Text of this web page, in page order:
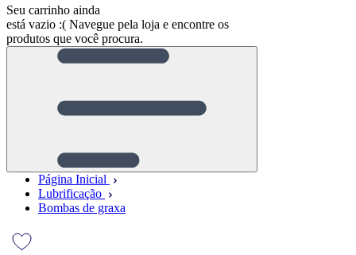
Seu carrinho ainda
está vazio :( Navegue pela loja e encontre os
produtos que você procura.
Página Inicial
Lubrificação
Bombas de graxa